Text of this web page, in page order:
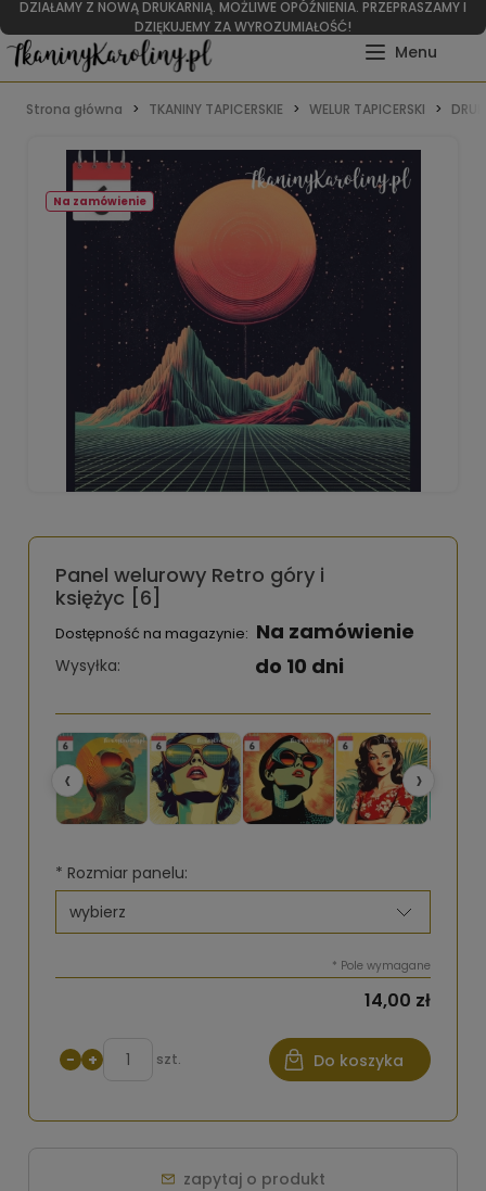
DZIAŁAMY Z NOWĄ DRUKARNIĄ. MOŻLIWE OPÓŹNIENIA. PRZEPRASZAMY I
DZIĘKUJEMY ZA WYROZUMIAŁOŚĆ!
Strona główna TKANINY TAPICERSKIE WELUR TAPICERSKI
Na zamówienie
Panel welurowy Retro góry i
księżyc [6]
Dostępność na magazynie: Na zamówienie
Wysyłka: do 10 dni
‹ ›
* Rozmiar panelu:
* Pole wymagane
14,00 zł
− + szt. Do koszyka
zapytaj o produkt